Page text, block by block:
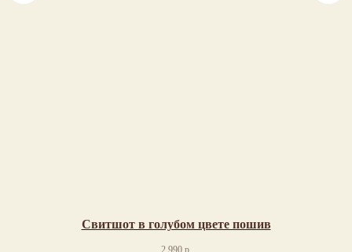
Свитшот в голубом цвете пошив
2 990 р.